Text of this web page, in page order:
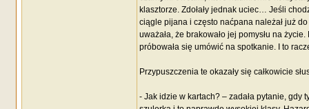
klasztorze. Zdołały jednak uciec… Jeśli
ciągle pijana i często naćpana należał już
uważała, że brakowało jej pomysłu na
próbowała się umówić na spotkanie. I to
Przypuszczenia te okazały się całkowicie
- Jak idzie w kartach? – zadała pytanie, gdy